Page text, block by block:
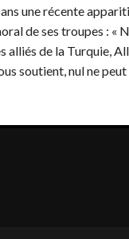
une récente
de ses troupes : «
alliés de la Turquie,
soutient, nul ne